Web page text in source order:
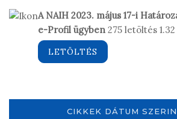
A NAIH 2023. május 17-i
e-Profil ügyben 275 letöltés
LETÖLTÉS
CIKKEK DÁTUM